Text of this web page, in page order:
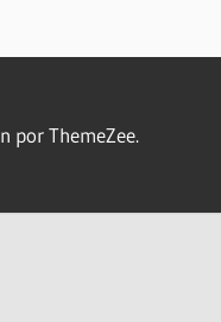
por ThemeZee.